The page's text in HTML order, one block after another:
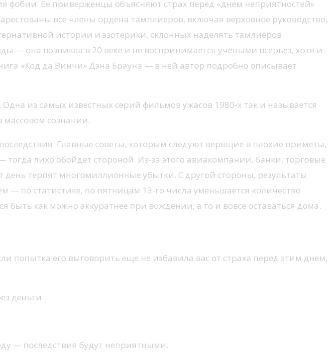
фобии. Ее приверженцы объясняют страх перед «днем неприятностей»
все члены ордена тамплиеров, включая верховное руководство,
истории и эзотерики, склонных наделять тамлиеров
— она возникла в 20 веке и не воспринимается учеными всерьез, хотя и
«Код да Винчи» Дэна Брауна — в ней автор подробно описывает
из самых известных серий фильмов ужасов 1980-х так и называется
массовом сознании.
Главные советы, которым следуют верящие в плохие приметы,
лихо обойдет стороной. Из-за этого авиакомпании, банки, торговые
терпят многомиллионные убытки. С другой стороны, результаты
— по статистике, по пятницам 13-го числа уменьшается количество
как можно аккуратнее при вождении, а то и вовсе оставаться дома.
попытка его выговорить еще не избавила вас от страха перед этим днем,
деньги.
— последствия будут неприятными.